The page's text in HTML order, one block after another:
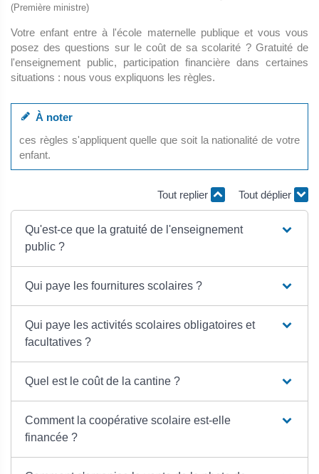
(Première ministre)
Votre enfant entre à l'école maternelle publique et vous vous
posez des questions sur le coût de sa scolarité ? Gratuité de
l'enseignement public, participation financière dans certaines
situations : nous vous expliquons les règles.
À noter
ces règles s'appliquent quelle que soit la nationalité de votre
enfant.
Tout replier Tout déplier
Qu'est-ce que la gratuité de l'enseignement
public ?
Qui paye les fournitures scolaires ?
Qui paye les activités scolaires obligatoires et
facultatives ?
Quel est le coût de la cantine ?
Comment la coopérative scolaire est-elle
financée ?